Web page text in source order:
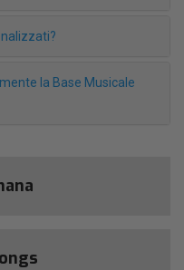
la Base Musicale